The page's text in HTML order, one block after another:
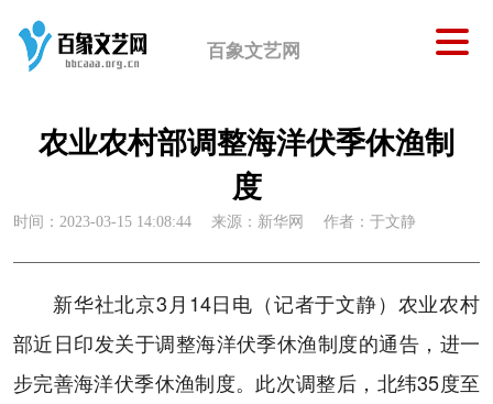
百象文艺网
农业农村部调整海洋伏季休渔制
度
时间：2023-03-15 14:08:44 来源：新华网 作者：于文静
新华社北京3月14日电（记者于文静）农业农村
部近日印发关于调整海洋伏季休渔制度的通告，进一
步完善海洋伏季休渔制度。此次调整后，北纬35度至